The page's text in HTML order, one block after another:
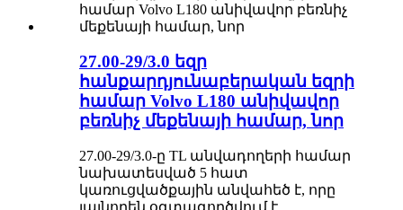
27.00-29/3.0 եզր
հանքարդյունաբերական եզրի
համար Volvo L180 անիվավոր
բեռնիչ մեքենայի համար, նոր
27.00-29/3.0-ը TL անվադողերի համար
նախատեսված 5 հատ
կառուցվածքային անվահեծ է, որը